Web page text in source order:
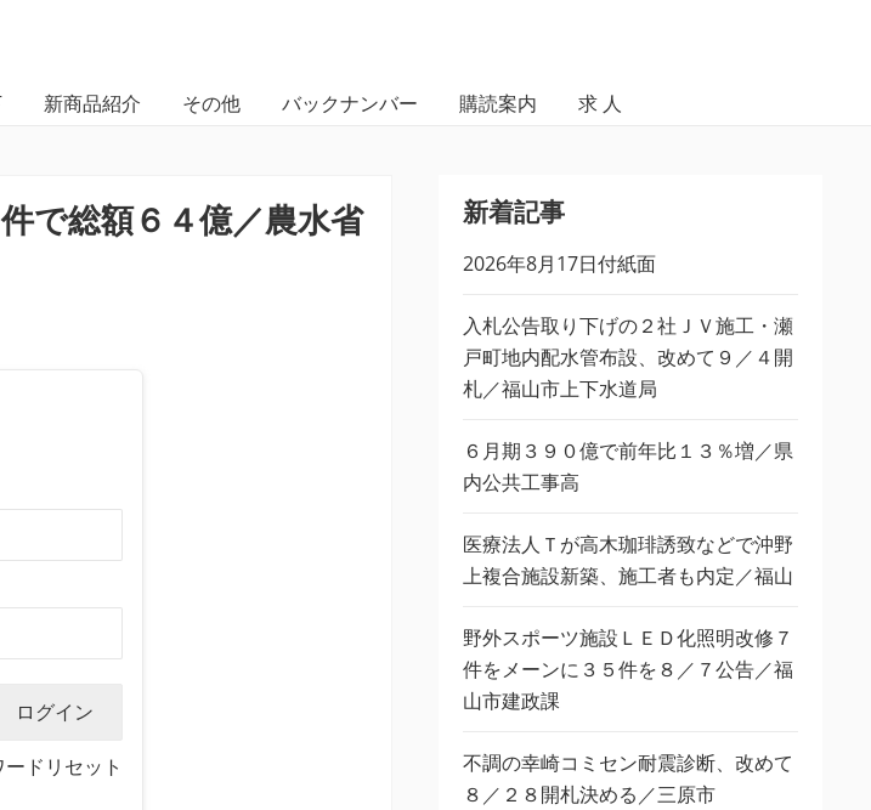
新商品紹介 その他 バックナンバー 購読案内 求 人
で総額６４億／農水省
ードリセット
新着記事
2026年8月17日付紙面
入札公告取り下げの２社ＪＶ施工・瀬
戸町地内配水管布設、改めて９／４開
札／福山市上下水道局
６月期３９０億で前年比１３％増／県
内公共工事高
医療法人Ｔが高木珈琲誘致などで沖野
上複合施設新築、施工者も内定／福山
野外スポーツ施設ＬＥＤ化照明改修７
件をメーンに３５件を８／７公告／福
山市建政課
不調の幸崎コミセン耐震診断、改めて
８／２８開札決める／三原市